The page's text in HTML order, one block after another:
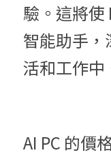
驗。這將使
智能助手
活和工作中
AI PC 的價